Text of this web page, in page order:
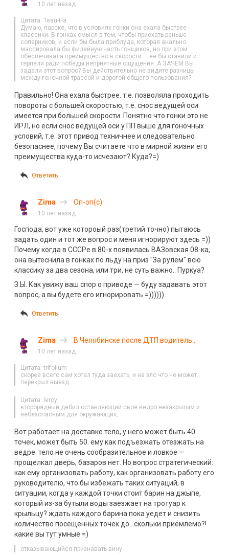
10 лет назад
Цитата: Teau-Ha
Думаю, парскё, что в условиях гонки она ехала быстрее
классики. В гонках смысл в том, чтобы приехать раньше
соперников, и если бы была приблуда, которая анaльно
массировала бы филейную часть гонщиков, но при этом
обеспечивала преимущество в скорости — её бы ставили и
терпели ради победы неприятные ощущения. А ЗАЧЕМ Вы
задали этот вопрос? Вы действительно не видите разницы
между гоночной трассой и дорогой общего пользования?
Правильно! Она ехала быстрее. т.е. позволяла проходить
повороты с большей скоростью, т.е. снос ведущей оси
имеется при большей скорости. Понятно что гонки это не
ИРЛ, но если снос ведущей оси у ПП выше для гоночных
условий, т.е. этот привод техничнее и следовательно
безопаснее, почему Вы считаете что в мирной жизни его
преимущества куда-то исчезают? Куда?=)
Ответить
Zima Оп-оп(с)
10 лет назад
Господа, вот уже котороый раз(третий точно) пытаюсь
задать один и тот же вопрос и меня игнорируют здесь =))
Почему когда в СССРе в 80-х появилась ВАЗовская 08-ка,
она вытеснила в гонках по льду на приз "За рулем" всю
классику за два сезона, или три, не суть важно.. Пуркуа?
З.Ы. Как увижу ваш спор о приводе — буду задавать этот
вопрос, а вы будете его игнорировать =))))))
Ответить
Zima
В Челябинске после ДТП водитель
открыл стрельбу из газового пистолета
10 лет назад
Цитата: trifolium
скорее всего сам хотел туда заехать, и на зло что не может
перекрыл выезд.
Цитата: leroy
второрядный дебил оставляющий своё ведро незакрытым и
небезопасным для окружающих,
Вот работает на доставке тело, у него может быть 40
точек, может быть 50. ему как подъезжать отезжать на
ведре. тело не очень сообразительное и ловкое —
прощелкал дверь, базаров нет. Но вопрос стратегический:
как ему организовать работу, как организовать работу его
руководителю, что бы избежать таких ситуаций, в
ситуации, когда у каждой точки стоит барин на джыпе,
который из-за бутыли воды заезжает на тротуар к
крыльцу? ждать каждого барина пока уедет и снизить
количество посещенных точек до ..скольки приемлемо?!
какие вы тут умные =)
отказывающийся признавать вину